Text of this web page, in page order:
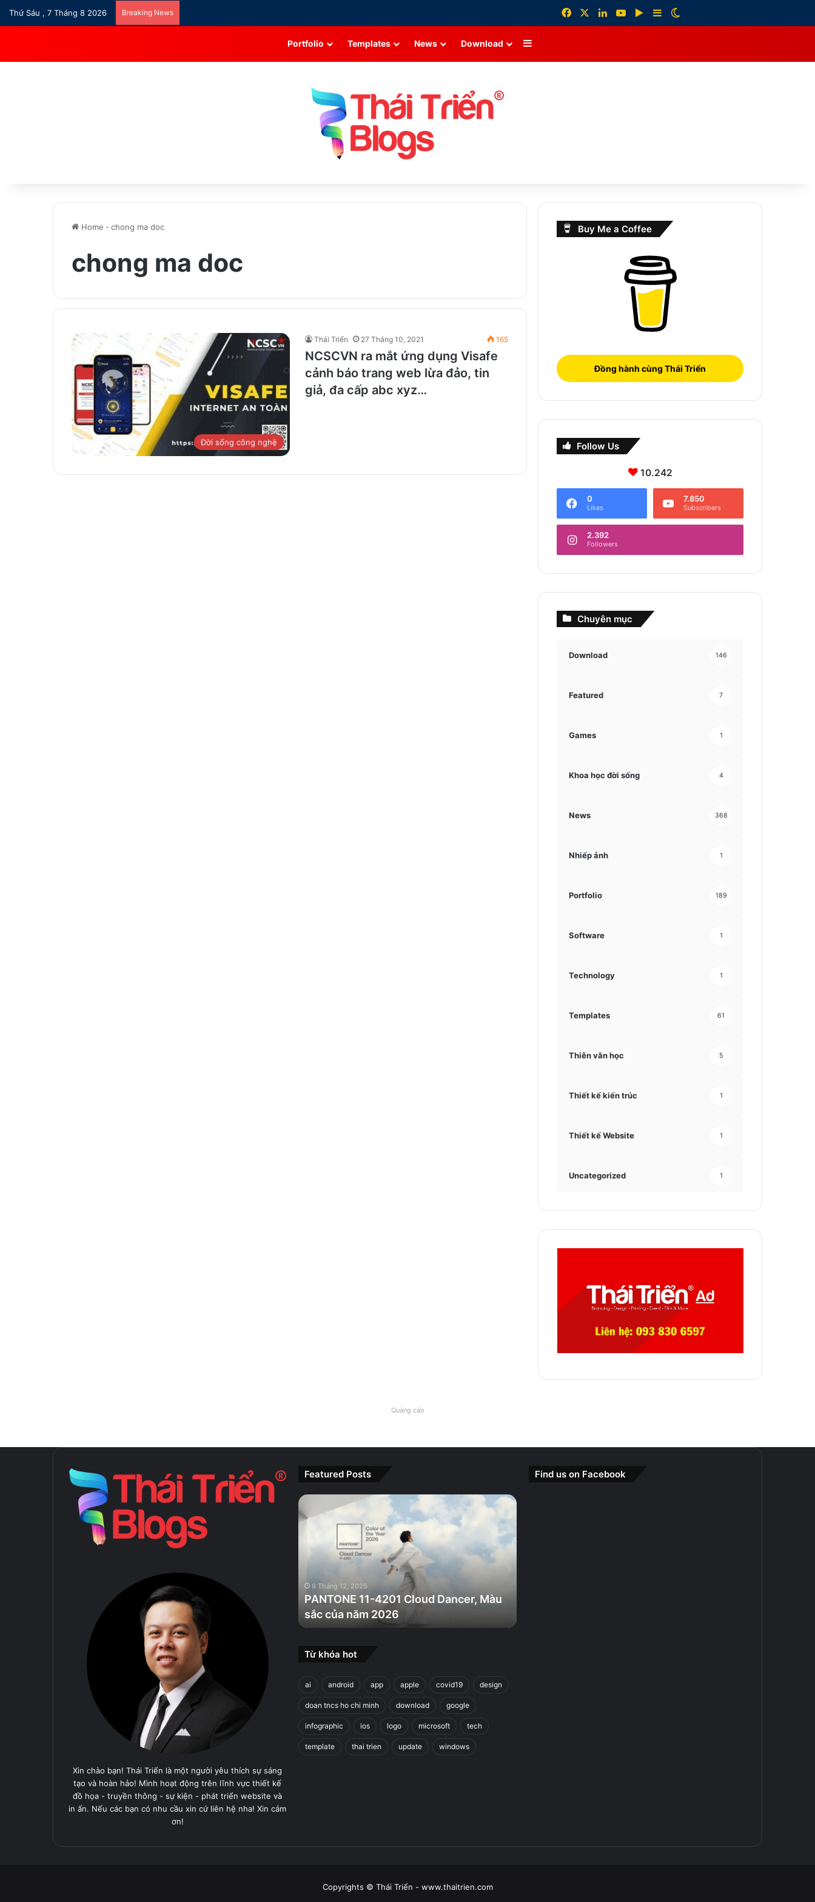
Thứ Sáu , 7 Tháng 8 2026 Breaking News FacebookLinkedInYouTubeGoogle Play
Sidebar
Portfolio Templates News Download Sidebar
Home - chong ma doc
chong ma doc
Đời sống công nghệ
Thái Triển 27 Tháng 10, 2021 165
NCSCVN ra mắt ứng dụng Visafe
cảnh báo trang web lừa đảo, tin
giả, đa cấp abc xyz…
Buy Me a Coffee
Đồng hành cùng Thái Triển
Follow Us
10.242
0
Likes
7.850
Subscribers
2.392
Followers
Chuyên mục
Download 146
Featured 7
Games 1
Khoa học đời sống 4
News 368
Nhiếp ảnh 1
Portfolio 189
Software 1
Technology 1
Templates 61
Thiên văn học 5
Thiết kế kiến trúc 1
Thiết kế Website 1
Uncategorized 1
Quảng cáo
Xin chào bạn! Thái Triển là một người yêu thích sự sáng
tạo và hoàn hảo! Mình hoạt động trên lĩnh vực thiết kế
đồ họa - truyền thông - sự kiện - phát triển website và
in ấn. Nếu các bạn có nhu cầu xin cứ liên hệ nha! Xin cảm
ơn!
Featured Posts
PANTONE
11-
Màu
của
năm
2026
8 Tháng 12, 2025
PANTONE 11-4201 Cloud Dancer, Màu
sắc của năm 2026
Từ khóa hot
ai android app apple covid19 design
doan tncs ho chi minh download google
infographic ios logo microsoft tech
template thai trien update windows
Find us on Facebook
Copyrights © Thái Triển - www.thaitrien.com